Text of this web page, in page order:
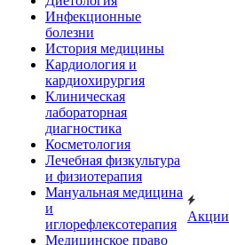
Инфекционные
болезни
История медицины
Кардиология и
кардиохирургия
Клиническая
лабораторная
диагностика
Косметология
Лечебная физкультура
и физиотерапия
Мануальная медицина
и
иглорефлексотерапия
Медицинское право
Акции